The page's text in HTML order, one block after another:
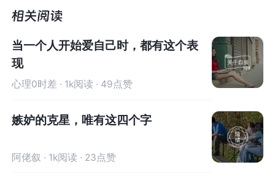
高尔顿的研究表明：父母身高非常高，孩子的身高大概率
会倾向于正常值，小概率还像父母那样高。而到了孙子
辈，会更倾向于正常值。
在个人成就方面也是一样的道理。父母成就高，那么孩子
就家庭高一些，但也是呈现回归正常值的态势。
觉轻快了很多，感觉轻松了。很感
谢咨询师姐姐！
了很多，感觉轻松了。很感谢咨询
师姐姐！
当一个人开始爱自己时，都有这个表
现
心理0时差 · 1k阅读 · 49点赞
嫉妒的克星，唯有这四个字
阿佬叙 · 1k阅读 · 23点赞